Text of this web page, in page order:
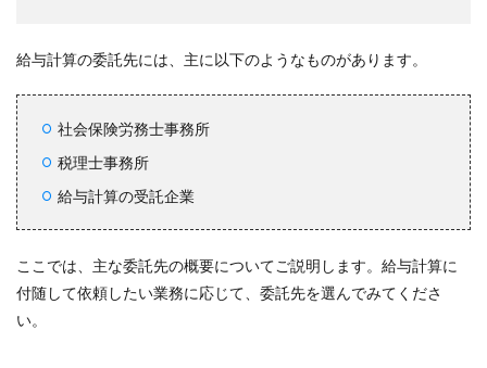
給与計算の委託先には、主に以下のようなものがあります。
社会保険労務士事務所
税理士事務所
給与計算の受託企業
ここでは、主な委託先の概要についてご説明します。給与計算に
付随して依頼したい業務に応じて、委託先を選んでみてくださ
い。